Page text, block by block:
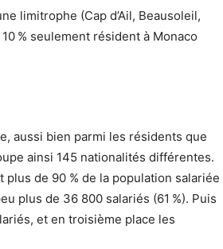
limitrophe (Cap d’Ail, Beausoleil,
% seulement résident à Monaco
aussi bien parmi les résidents que
ainsi 145 nationalités différentes.
de 90 % de la population salariée
plus de 36 800 salariés (61 %). Puis
et en troisième place les